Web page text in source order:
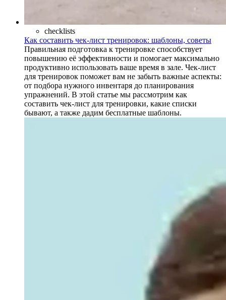
checklists
Как составить чек-лист тренировок: шаблоны, советы
Правильная подготовка к тренировке способствует
повышению её эффективности и помогает максимально
продуктивно использовать ваше время в зале. Чек-лист
для тренировок поможет вам не забыть важные аспекты:
от подбора нужного инвентаря до планирования
упражнений. В этой статье мы рассмотрим как
составить чек-лист для тренировки, какие списки
бывают, а также дадим бесплатные шаблоны.